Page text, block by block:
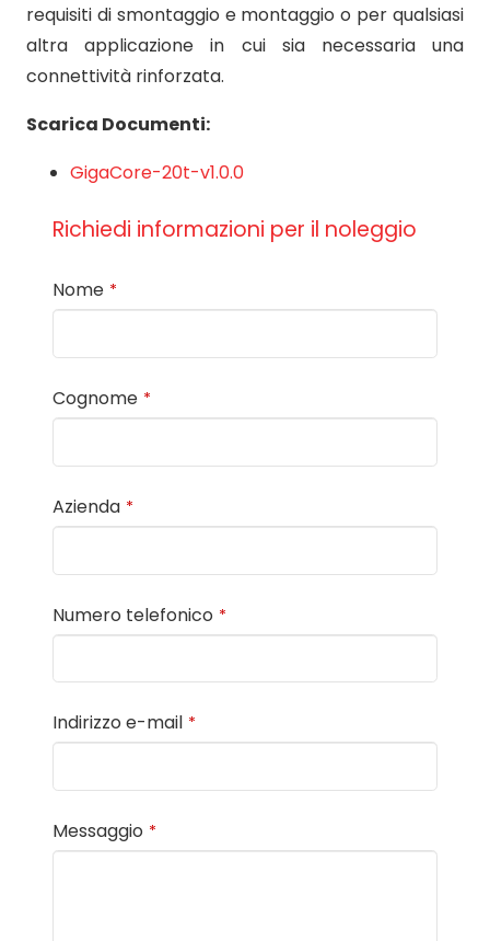
requisiti di smontaggio e montaggio o per qualsiasi
altra applicazione in cui sia necessaria una
connettività rinforzata.
Scarica Documenti:
GigaCore-20t-v1.0.0
Richiedi informazioni per il noleggio
Nome *
Cognome *
Azienda *
Numero telefonico *
Indirizzo e-mail *
Messaggio *